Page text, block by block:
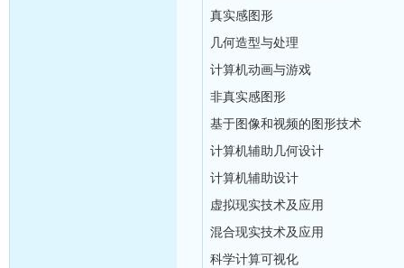
真实感图形
几何造型与处理
计算机动画与游戏
非真实感图形
基于图像和视频的图形技术
计算机辅助几何设计
计算机辅助设计
虚拟现实技术及应用
混合现实技术及应用
科学计算可视化